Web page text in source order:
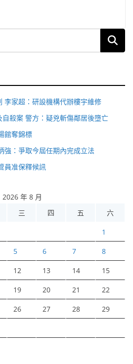
李家超：研設機構代辦樓宇維修
殺案 警方：疑兇斬傷鄰居後墮亡
館奪錦標
強：爭取今屆任期內完成立法
員准保釋候訊
2026 年 8 月
三 四 五 六
1
5 6 7 8
12 13 14 15
19 20 21 22
26 27 28 29